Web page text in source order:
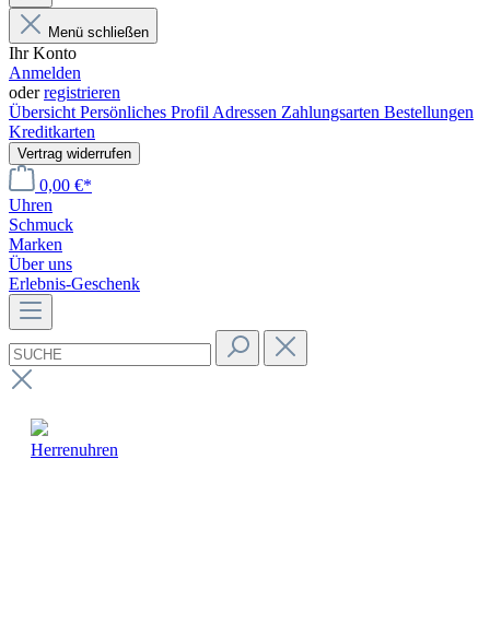
Menü schließen
Ihr Konto
Anmelden
oderregistrieren
Übersicht Persönliches Profil Adressen Zahlungsarten Bestellungen
Kreditkarten
Vertrag widerrufen
0,00 €*
Uhren
Schmuck
Marken
Über uns
Erlebnis-Geschenk
Herrenuhren